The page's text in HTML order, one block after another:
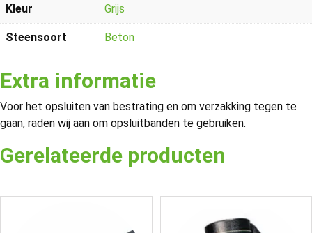
Kleur Grijs
Steensoort Beton
Extra informatie
Voor het opsluiten van bestrating en om verzakking tegen te
gaan, raden wij aan om opsluitbanden te gebruiken.
Gerelateerde producten